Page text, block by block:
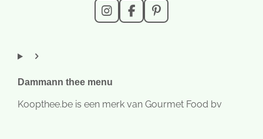
I
n
r
m
F
a
P
i
t
Dammann thee menu
Koopthee.be is een merk van Gourmet Food bv